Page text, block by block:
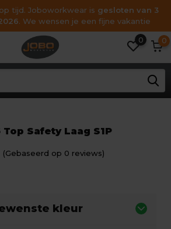
tijd. Joboworkwear is gesloten van 3
. We wensen je een fijne vakantie
0 0
Top Safety Laag S1P
(Gebaseerd op 0 reviews)
kleur